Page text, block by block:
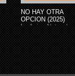
NO HAY OTRA
OPCION (2025)
byAsian-Network